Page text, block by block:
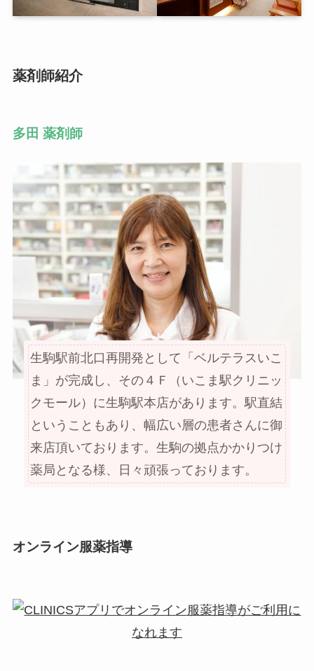
薬剤師紹介
多田 薬剤師
生駒駅前北口再開発として「ベルテラスいこ
ま」が完成し、その４Ｆ（いこま駅クリニッ
クモール）に生駒駅本店があります。駅直結
ということもあり、幅広い層の患者さんに御
来店頂いております。生駒の拠点かかりつけ
薬局となる様、日々頑張っております。
オンライン服薬指導